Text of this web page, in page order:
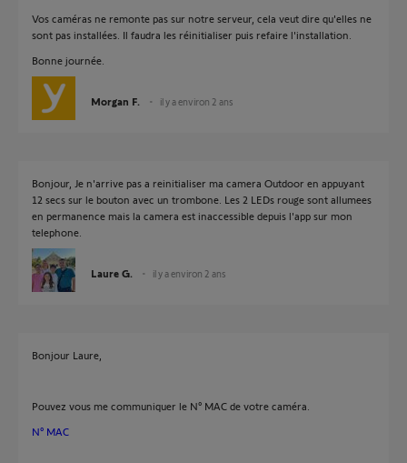
Vos caméras ne remonte pas sur notre serveur, cela veut dire qu'elles ne
sont pas installées. Il faudra les réinitialiser puis refaire l'installation.
Bonne journée.
Morgan F. il y a environ 2 ans
Bonjour, Je n'arrive pas a reinitialiser ma camera Outdoor en appuyant
12 secs sur le bouton avec un trombone. Les 2 LEDs rouge sont allumees
en permanence mais la camera est inaccessible depuis l'app sur mon
telephone.
Laure G. il y a environ 2 ans
Bonjour Laure,
Pouvez vous me communiquer le N° MAC de votre caméra.
N° MAC